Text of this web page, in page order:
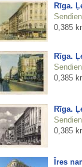
Rīga.
0,385
Rīga.
0,385
Rīga.
0,385
Īres